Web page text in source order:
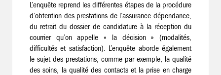
L’enquête reprend les différentes étapes de la procédure
d’obtention des prestations de l’assurance dépendance,
du retrait du dossier de candidature à la réception du
courrier qu’on appelle « la décision » (modalités,
difficultés et satisfaction). L’enquête aborde également
le sujet des prestations, comme par exemple, la qualité
des soins, la qualité des contacts et la prise en charge